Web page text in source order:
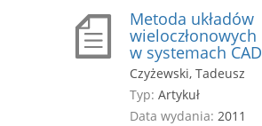
Metoda układów
wieloczłonowych
w systemach CAD
Czyżewski, Tadeusz
Typ: Artykuł
Data wydania: 2011